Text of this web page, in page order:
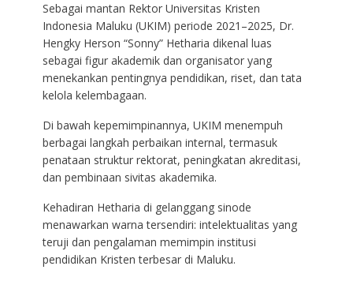
Sebagai mantan Rektor Universitas Kristen
Indonesia Maluku (UKIM) periode 2021–2025, Dr.
Hengky Herson “Sonny” Hetharia dikenal luas
sebagai figur akademik dan organisator yang
menekankan pentingnya pendidikan, riset, dan tata
kelola kelembagaan.
Di bawah kepemimpinannya, UKIM menempuh
berbagai langkah perbaikan internal, termasuk
penataan struktur rektorat, peningkatan akreditasi,
dan pembinaan sivitas akademika.
Kehadiran Hetharia di gelanggang sinode
menawarkan warna tersendiri: intelektualitas yang
teruji dan pengalaman memimpin institusi
pendidikan Kristen terbesar di Maluku.